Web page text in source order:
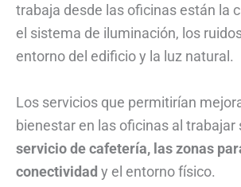
trabaja desde las oficinas están la
el sistema de iluminación, los
entorno del edificio y la luz natural.
Los servicios que permitirían
bienestar en las oficinas al trabajar
servicio de cafetería, las zonas
conectividad y el entorno físico.